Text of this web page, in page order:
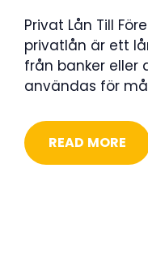
Privat Lån Till
privatlån är ett
från banker eller
användas för
READ MORE